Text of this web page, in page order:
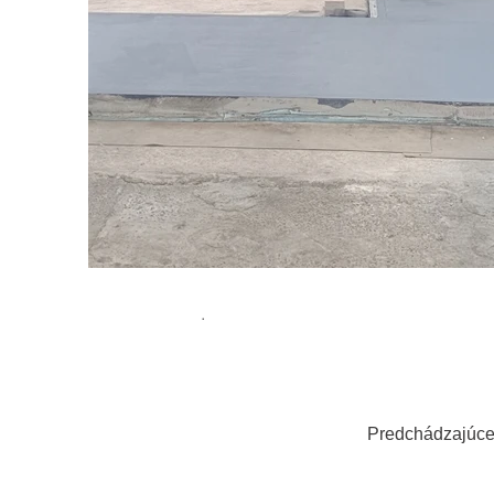
.
Predchádzajúce